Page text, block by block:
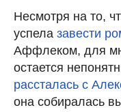
Несмотря на то,
успела завести
Аффлеком, для
остается
рассталась с
она собиралась